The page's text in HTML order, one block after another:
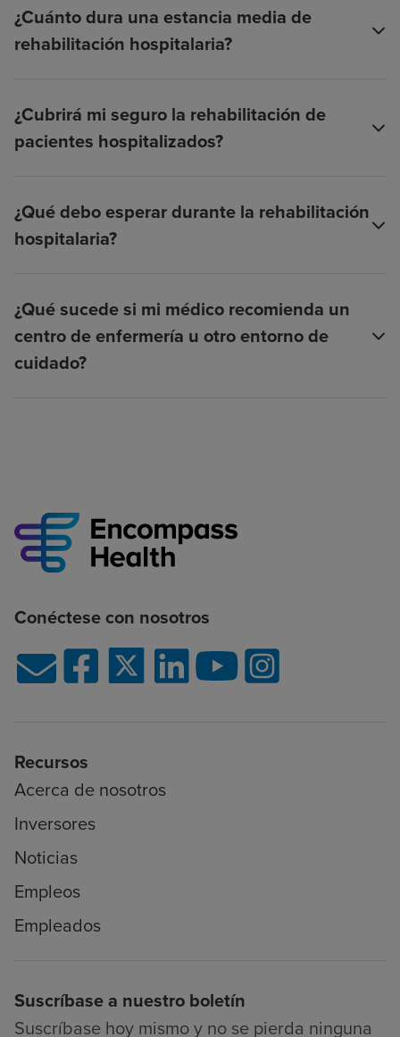
¿Cuánto dura una estancia media de
rehabilitación hospitalaria?
¿Cubrirá mi seguro la rehabilitación de
pacientes hospitalizados?
¿Qué debo esperar durante la rehabilitación
hospitalaria?
¿Qué sucede si mi médico recomienda un
centro de enfermería u otro entorno de
cuidado?
Conéctese con nosotros
Recursos
Acerca de nosotros
Inversores
Noticias
Empleos
Empleados
Suscríbase a nuestro boletín
Suscríbase hoy mismo y no se pierda ninguna